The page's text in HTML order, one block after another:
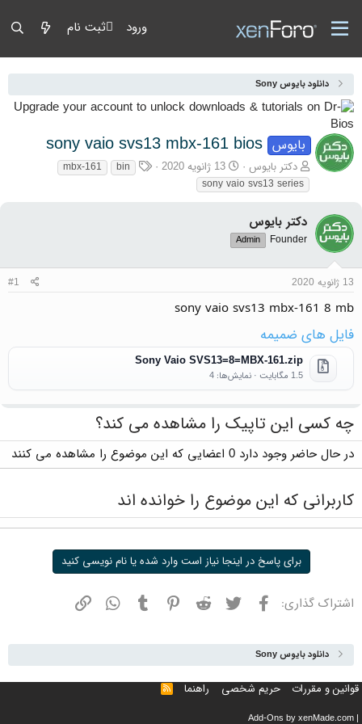
ورود ثبت نام
دانلود بایوس Sony
بایوس sony vaio svs13 mbx-161 bios
آغازگر گفتمان
دکتر بایوس تاریخ شروع
13 ژانویه 2020 برچسب‌ها
bin
mbx-161
sony vaio svs13 series
دکتر بایوس
Founder
Admin
13 ژانویه 2020 #1
sony vaio svs13 mbx-161 8 mb
فایل های ضمیمه
Sony Vaio SVS13=8=MBX-161.zip
1.5 مگابایت · نمایش‌ها: 4
چه کسی این تاپیک را مشاهده می کند؟
در حال حاضر وجود دارد 0 اعضایی که این موضوع را مشاهده می کنند
کاربرانی که این موضوع را خوانده اند
برای پاسخ در اینجا نیاز است وارد شده یا نام نویسی کنید
اشتراک گذاری: فیسبوک توییتر ردیت پینترستتامبلر واتسپ
دانلود بایوس Sony
قوانین و مقررات حریم شخصی راهنما خوراک
|
Add-Ons by xenMade.com